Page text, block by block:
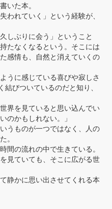
いた本。
われていく」という経験が、
しぶりに会う」ということ
たなくなるという。そこには
感情も、自然と消えていくの
うに感じている喜びや寂しさ
結びついているのだと知り、
界を見ていると思い込んでい
のかもしれない。」
うものが一つではなく、人の
。
間の流れの中で生きている。
見ていても、そこに広がる世
静かに思い出させてくれる本